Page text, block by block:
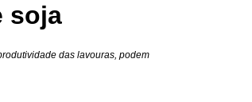
soja
das lavouras, podem